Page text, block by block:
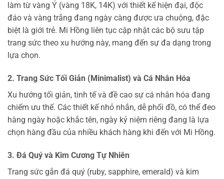
làm từ vàng Ý (vàng 18K, 14K) với thiết kế hiện đại, độc
đáo và vàng trắng đang ngày càng được ưa chuộng, đặc
biệt là giới trẻ. Mi Hồng liên tục cập nhật các bộ sưu tập
trang sức theo xu hướng này, mang đến sự đa dạng trong
lựa chọn.
2. Trang Sức Tối Giản (Minimalist) và Cá Nhân Hóa
Xu hướng tối giản, tinh tế và đề cao sự cá nhân hóa đang
chiếm ưu thế. Các thiết kế nhỏ nhắn, dễ phối đồ, có thể đeo
hàng ngày hoặc khắc tên, ngày kỷ niệm riêng đang là lựa
chọn hàng đầu của nhiều khách hàng khi đến với Mi Hồng.
3. Đá Quý và Kim Cương Tự Nhiên
Trang sức gắn đá quý (ruby, sapphire, emerald) và kim